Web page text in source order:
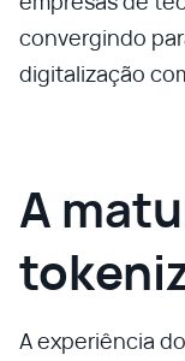
convergindo
digitalização
A
A experiência